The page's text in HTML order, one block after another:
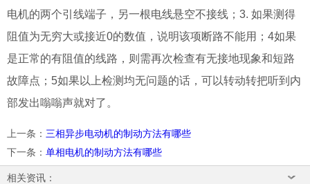
电机的两个引线端子，另一根电线悬空不接线；3. 如果测得
阻值为无穷大或接近0的数值，说明该项断路不能用；4如果
是正常的有阻值的线路，则需再次检查有无接地现象和短路
故障点；5如果以上检测均无问题的话，可以转动转把听到内
部发出嗡嗡声就对了。
上一条 ： 三相异步电动机的制动方法有哪些
下一条 ： 单相电机的制动方法有哪些
相关资讯：